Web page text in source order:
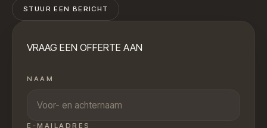
STUUR EEN BERICHT
VRAAG EEN OFFERTE AAN
NAAM
E-MAILADRES